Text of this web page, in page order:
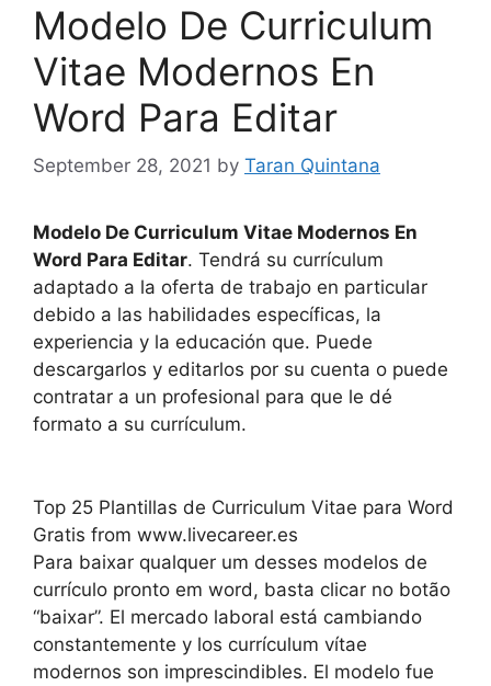
Modelo De Curriculum
Vitae Modernos En
Word Para Editar
September 28, 2021 by Taran Quintana
Modelo De Curriculum Vitae Modernos En
Word Para Editar. Tendrá su currículum
adaptado a la oferta de trabajo en particular
debido a las habilidades específicas, la
experiencia y la educación que. Puede
descargarlos y editarlos por su cuenta o puede
contratar a un profesional para que le dé
formato a su currículum.
Top 25 Plantillas de Curriculum Vitae para Word
Gratis from www.livecareer.es
Para baixar qualquer um desses modelos de
currículo pronto em word, basta clicar no botão
“baixar”. El mercado laboral está cambiando
constantemente y los currículum vítae
modernos son imprescindibles. El modelo fue